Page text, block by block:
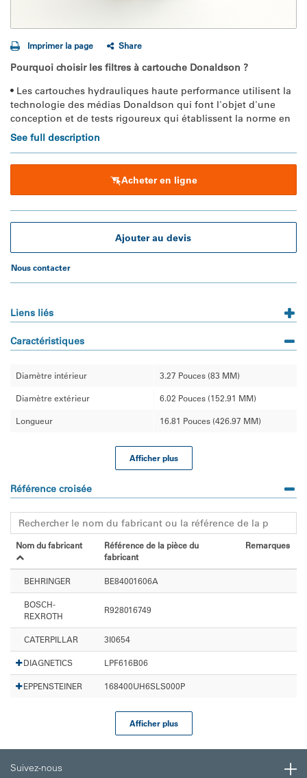
Imprimer la page Share
Pourquoi choisir les filtres à cartouche Donaldson ?
• Les cartouches hydrauliques haute performance utilisent la
technologie des médias Donaldson qui font l'objet d'une
conception et de tests rigoureux qui établissent la norme en
matière de performance de filtration.
hydrauliques de remplacement pour un meilleur contrôle de
• Une variété de cartouches WilFit qui répondent et/ou
See full description
Acheter en ligne
Ajouter au devis
Nous contacter
Liens liés
Caractéristiques
Diamètre intérieur 3.27 Pouces (83 MM)
Diamètre extérieur 6.02 Pouces (152.91 MM)
Longueur 16.81 Pouces (426.97 MM)
Afficher plus
Référence croisée
Nom du fabricant
Référence de la pièce du
fabricant
Remarques
BEHRINGER BE84001606A
BOSCH-
REXROTH
R928016749
CATERPILLAR 3I0654
DIAGNETICS LPF616B06
EPPENSTEINER 168400UH6SLS000P
Afficher plus
Suivez-nous